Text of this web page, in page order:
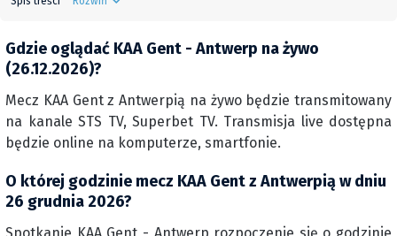
Gdzie oglądać KAA Gent - Antwerp na żywo
(26.12.2026)?
Mecz KAA Gent z Antwerpią na żywo będzie transmitowany
na kanale STS TV, Superbet TV. Transmisja live dostępna
będzie online na komputerze, smartfonie.
O której godzinie mecz KAA Gent z Antwerpią w dniu
26 grudnia 2026?